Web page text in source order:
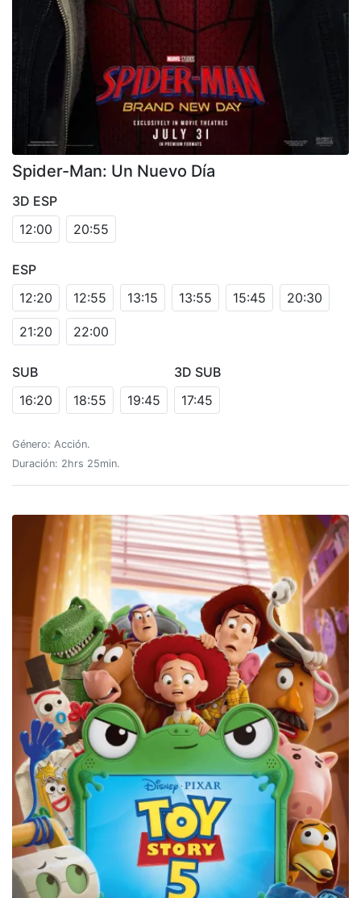
Spider-Man: Un Nuevo Día
3D ESP
12:00
20:55
ESP
12:20
12:55 13:15 13:55 15:45 20:30
21:20 22:00
SUB
16:20
18:55 19:45
3D SUB
17:45
Género: Acción.
Duración: 2hrs 25min.